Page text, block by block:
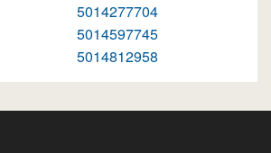
5014277704
5014597745
5014812958